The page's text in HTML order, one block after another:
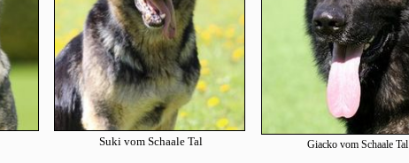
Suki vom Schaale Tal Giacko vom Schaale Tal